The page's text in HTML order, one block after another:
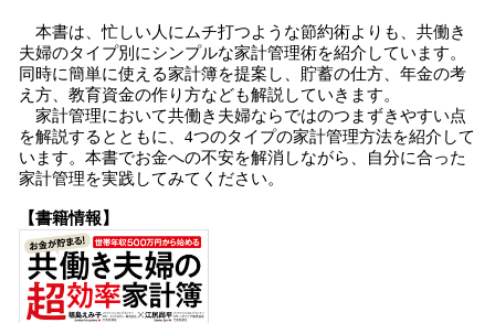
本書は、忙しい人にムチ打つような節約術よりも、共働き
夫婦のタイプ別にシンプルな家計管理術を紹介しています。
同時に簡単に使える家計簿を提案し、貯蓄の仕方、年金の考
え方、教育資金の作り方なども解説していきます。
家計管理において共働き夫婦ならではのつまずきやすい点
を解説するとともに、4つのタイプの家計管理方法を紹介して
います。本書でお金への不安を解消しながら、自分に合った
家計管理を実践してみてください。
【書籍情報】